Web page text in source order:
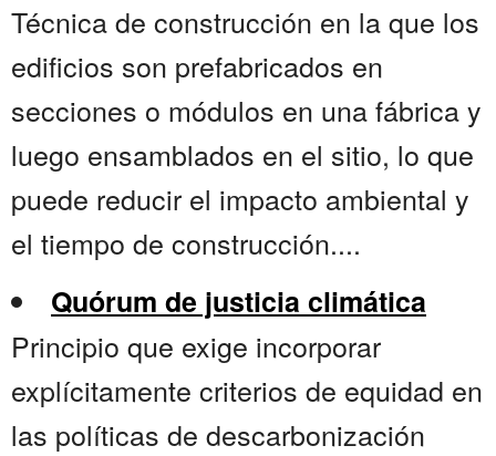
Técnica de construcción en la que los
edificios son prefabricados en
secciones o módulos en una fábrica y
luego ensamblados en el sitio, lo que
puede reducir el impacto ambiental y
el tiempo de construcción....
Quórum de justicia climática
Principio que exige incorporar
explícitamente criterios de equidad en
las políticas de descarbonización